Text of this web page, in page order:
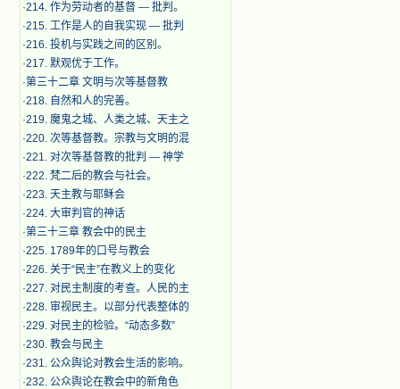
·214. 作为劳动者的基督 — 批判。
·215. 工作是人的自我实现 — 批判
·216. 投机与实践之间的区别。
·217. 默观优于工作。
·第三十二章 文明与次等基督教
·218. 自然和人的完善。
·219. 魔鬼之城、人类之城、天主之
·220. 次等基督教。宗教与文明的混
·221. 对次等基督教的批判 — 神学
·222. 梵二后的教会与社会。
·223. 天主教与耶稣会
·224. 大审判官的神话
·第三十三章 教会中的民主
·225. 1789年的口号与教会
·226. 关于“民主”在教义上的变化
·227. 对民主制度的考查。人民的主
·228. 审视民主。以部分代表整体的
·229. 对民主的检验。“动态多数”
·230. 教会与民主
·231. 公众舆论对教会生活的影响。
·232. 公众舆论在教会中的新角色